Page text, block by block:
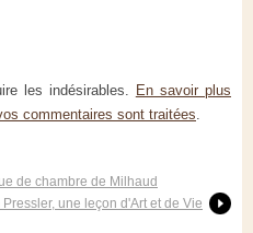
les indésirables. En savoir plus
commentaires sont traitées
de chambre de Milhaud
une leçon d'Art et de Vie